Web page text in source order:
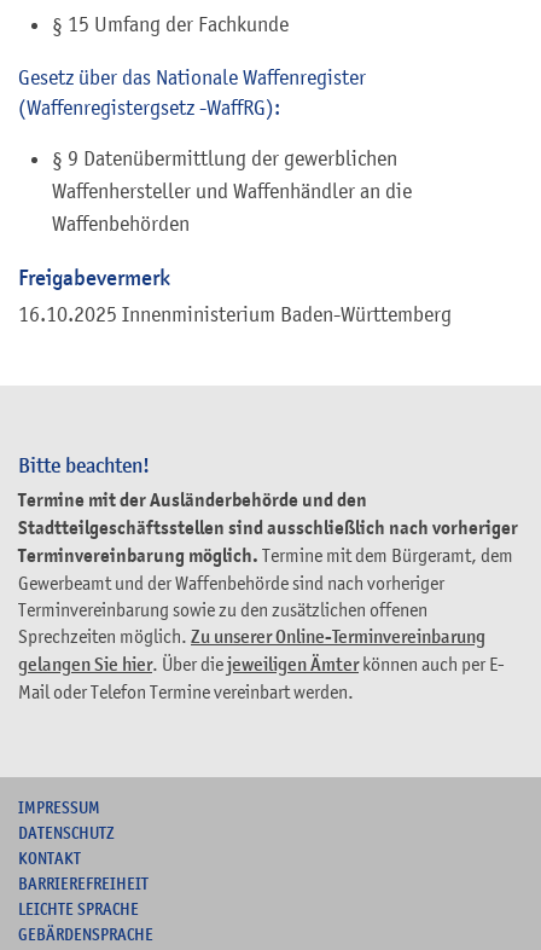
Bitte beachten!
Termine mit der Ausländerbehörde und den
Stadtteilgeschäftsstellen sind ausschließlich nach vorheriger
Terminvereinbarung möglich. Termine mit dem Bürgeramt, dem
Gewerbeamt und der Waffenbehörde sind nach vorheriger
Terminvereinbarung sowie zu den zusätzlichen offenen
Sprechzeiten möglich. Zu unserer Online-Terminvereinbarung
gelangen Sie hier. Über diejeweiligen Ämterkönnen auch per E-
Mail oder Telefon Termine vereinbart werden.
§ 15 Umfang der Fachkunde
Gesetz über das Nationale Waffenregister
(Waffenregistergsetz -WaffRG):
§ 9 Datenübermittlung der gewerblichen
Waffenhersteller und Waffenhändler an die
Waffenbehörden
Freigabevermerk
16.10.2025 Innenministerium Baden-Württemberg
IMPRESSUM
DATENSCHUTZ
KONTAKT
BARRIEREFREIHEIT
LEICHTE SPRACHE
GEBÄRDENSPRACHE